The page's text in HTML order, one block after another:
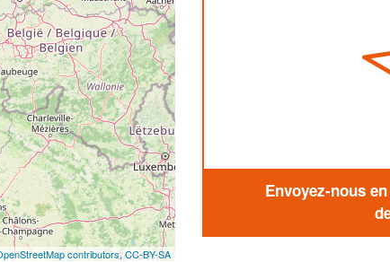
contributors,CC-BY-SA
Envoyez-nous